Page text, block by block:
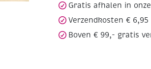
Gratis afhalen in
Verzendkosten € 6,95
Boven € 99,- gratis